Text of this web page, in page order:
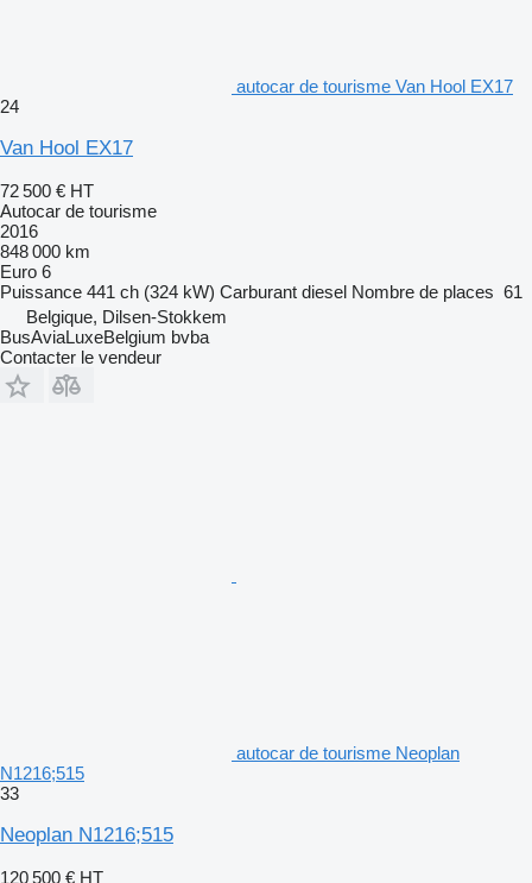
autocar de tourisme Van Hool EX17
24
Van Hool EX17
72 500 € HT
Autocar de tourisme
2016
848 000 km
Euro 6
Puissance 441 ch (324 kW) Carburant diesel Nombre de places 61
Belgique, Dilsen-Stokkem
BusAviaLuxeBelgium bvba
Contacter le vendeur
autocar de tourisme Neoplan
N1216;515
33
Neoplan N1216;515
120 500 € HT